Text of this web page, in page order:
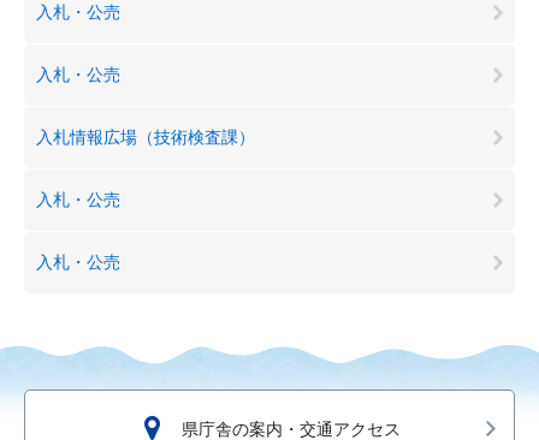
入札・公売
入札・公売
入札情報広場（技術検査課）
入札・公売
入札・公売
県庁舎の案内・交通アクセス